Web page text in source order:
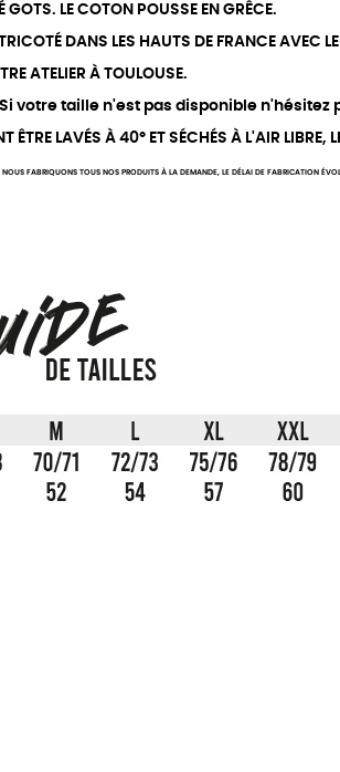
GOTS. LE COTON POUSSE EN GRÊCE.
DANS LES HAUTS DE FRANCE AVEC
ATELIER À TOULOUSE.
(Si votre taille n'est pas disponible
ÊTRE LAVÉS À 40° ET SÉCHÉS À L'AIR LIBRE,
NOUS FABRIQUONS TOUS NOS PRODUITS À LA DEMANDE, LE DÉLAI DE FABRICATION